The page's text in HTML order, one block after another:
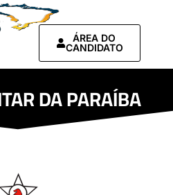
ÁREA DO
CANDIDATO
DA PARAÍBA